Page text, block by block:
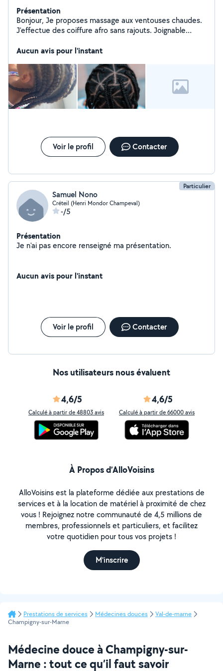
Présentation
Bonjour, Je proposes massage aux ventouses chaudes.
J'effectue des coiffure afro sans rajouts. Joignable
Infirmière de formation toute les règles d'hygiène sont
Aucun avis pour l'instant
Voir le profil Contacter
Particulier
Samuel Nono
Créteil (Henri Mondor Champeval)
-/5
Présentation
Je n'ai pas encore renseigné ma présentation.
Aucun avis pour l'instant
Voir le profil Contacter
Nos utilisateurs nous évaluent
4,6/5
Calculé à partir de 48803 avis
4,6/5
Calculé à partir de 66000 avis
À Propos d’AlloVoisins
AlloVoisins est la plateforme dédiée aux prestations de
services et à la location de matériel à proximité de chez
vous ! Rejoignez notre communauté de 4,5 millions de
membres, professionnels et particuliers, et facilitez
votre quotidien pour tous vos projets !
M'inscrire
Prestations de services Médecines douces
Val-de-marne
Champigny-sur-Marne
Médecine douce à Champigny-sur-
Marne : tout ce qu’il faut savoir